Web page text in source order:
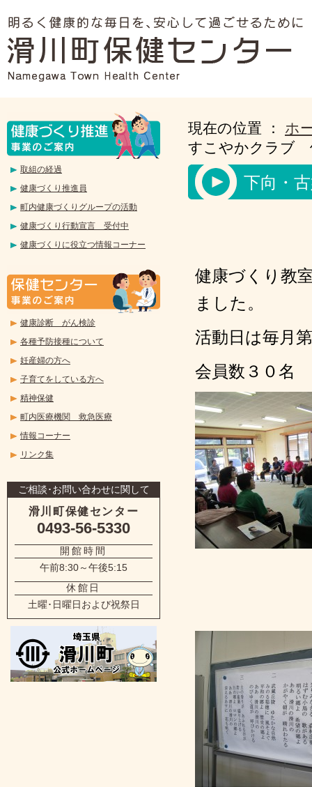
現在の位置 ：
ホ
すこやかクラブ
下向・
健康づくり教
ました。
活動日は毎月
会員数３０名
取組の経過
健康づくり推進員
町内健康づくりグループの活動
健康づくり行動宣言 受付中
健康づくりに役立つ情報コーナー
健康診断 がん検診
各種予防接種について
妊産婦の方へ
子育てをしている方へ
精神保健
町内医療機関 救急医療
情報コーナー
リンク集
ご相談･お問い合わせに関して
滑川町保健センター
0493-56-5330
開館時間
午前8:30～午後5:15
休館日
土曜･日曜日および祝祭日